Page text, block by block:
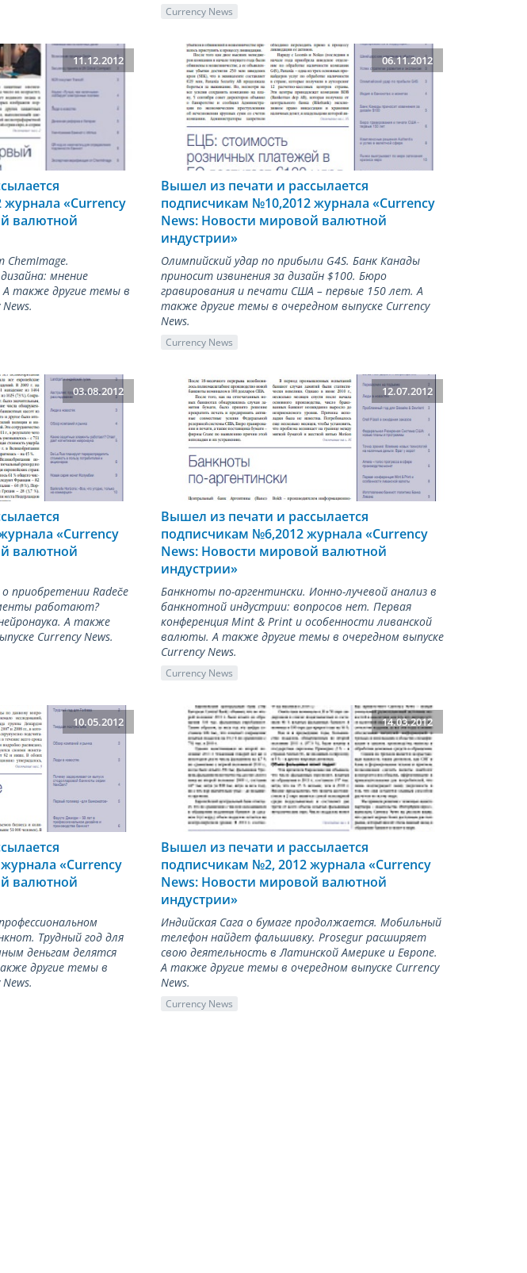
Currency News
11.12.2012
«Сurrency
валютной
мнение
А также другие темы в
06.11.2012
Вышел из печати и рассылается
подписчикам №10,2012 журнала «Сurrency
News: Новости мировой валютной
индустрии»
Олимпийский удар по прибыли G4S. Банк Канады
приносит извинения за дизайн $100. Бюро
гравирования и печати США – первые 150 лет. А
также другие темы в очередном выпуске Currency
News.
Currency News
03.08.2012
«Сurrency
валютной
приобретении Radeče
работают?
А также
Currency News.
12.07.2012
Вышел из печати и рассылается
подписчикам №6,2012 журнала «Сurrency
News: Новости мировой валютной
индустрии»
Банкноты по-аргентински. Ионно-лучевой анализ в
банкнотной индустрии: вопросов нет. Первая
конференция Mint & Print и особенности ливанской
валюты. А также другие темы в очередном выпуске
Currency News.
Currency News
10.05.2012
«Сurrency
валютной
Трудный год для
деньгам делятся
другие темы в
14.03.2012
Вышел из печати и рассылается
подписчикам №2, 2012 журнала «Сurrency
News: Новости мировой валютной
индустрии»
Индийская Сага о бумаге продолжается. Мобильный
телефон найдет фальшивку. Prosegur расширяет
свою деятельность в Латинской Америке и Европе.
А также другие темы в очередном выпуске Currency
News.
Currency News